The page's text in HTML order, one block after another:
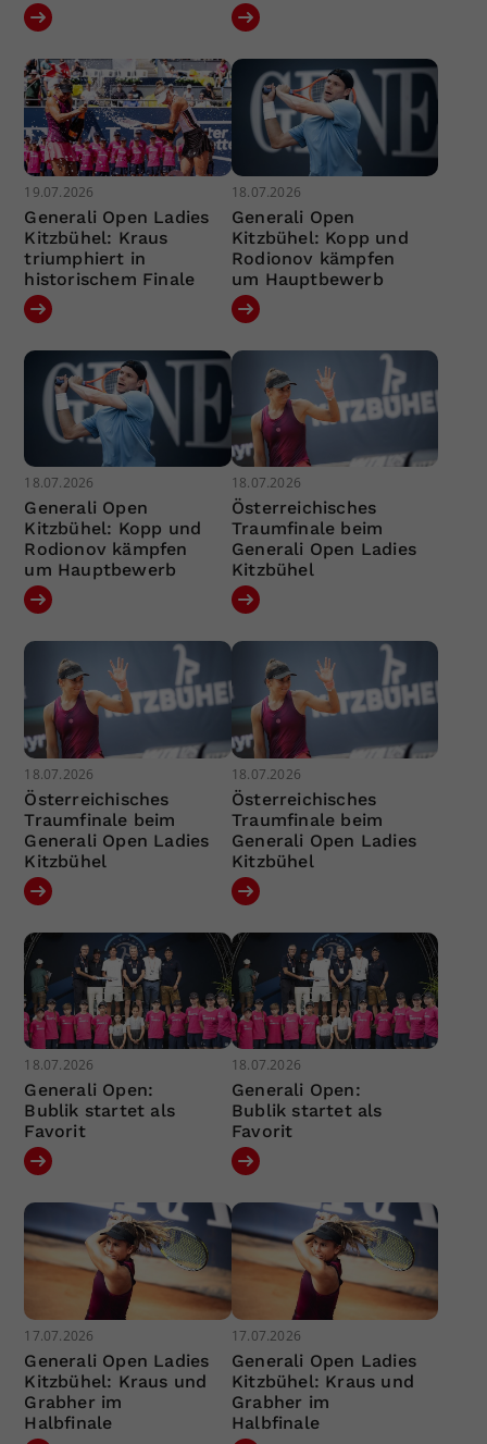
19.07.2026
Generali Open Ladies
Kitzbühel: Kraus
triumphiert in
historischem Finale
18.07.2026
Generali Open
Kitzbühel: Kopp und
Rodionov kämpfen
um Hauptbewerb
18.07.2026
Generali Open
Kitzbühel: Kopp und
Rodionov kämpfen
um Hauptbewerb
18.07.2026
Österreichisches
Traumfinale beim
Generali Open Ladies
Kitzbühel
18.07.2026
Österreichisches
Traumfinale beim
Generali Open Ladies
Kitzbühel
18.07.2026
Österreichisches
Traumfinale beim
Generali Open Ladies
Kitzbühel
18.07.2026
Generali Open:
Bublik startet als
Favorit
18.07.2026
Generali Open:
Bublik startet als
Favorit
17.07.2026
Generali Open Ladies
Kitzbühel: Kraus und
Grabher im
Halbfinale
17.07.2026
Generali Open Ladies
Kitzbühel: Kraus und
Grabher im
Halbfinale